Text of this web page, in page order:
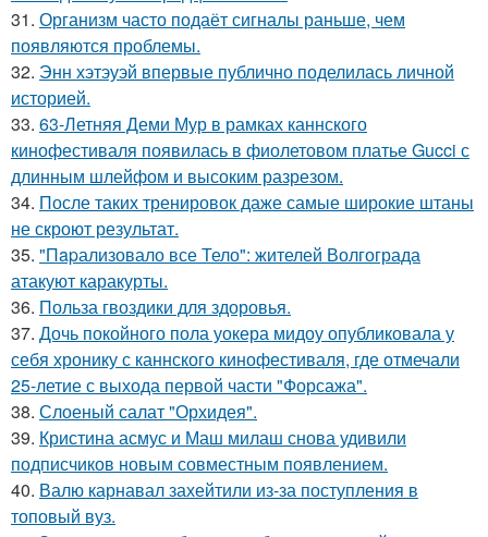
31. Организм часто подаёт сигналы раньше, чем
появляются проблемы.
32. Энн хэтэуэй впервые публично поделилась личной
историей.
33. 63-Летняя Деми Мур в рамках каннского
кинофестиваля появилась в фиолетовом платье Gucci с
длинным шлейфом и высоким разрезом.
34. После таких тренировок даже самые широкие штаны
не скроют результат.
35. "Пapализовало все Тело": жителей Волгограда
атакуют каракурты.
36. Польза гвоздики для здоровья.
37. Дочь покойного пола уокера мидоу опубликовала у
себя хронику с каннского кинофестиваля, где отмечали
25-летие с выхода первой части "Форсажа".
38. Слоеный салат "Орхидея".
39. Кристина асмус и Маш милаш снова удивили
подписчиков новым совместным появлением.
40. Валю карнавал захейтили из-за поступления в
топовый вуз.